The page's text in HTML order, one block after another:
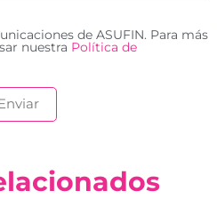
de ASUFIN. Para más
nuestra Política de